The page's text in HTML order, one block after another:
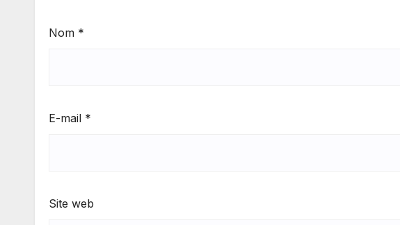
Nom *
E-mail *
Site web